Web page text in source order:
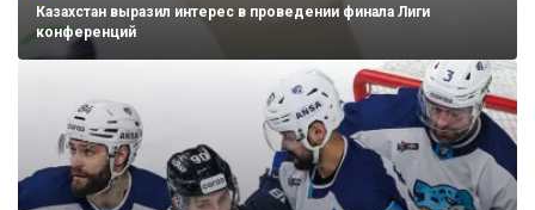
Казахстан выразил интерес в проведении финала Лиги
конференций